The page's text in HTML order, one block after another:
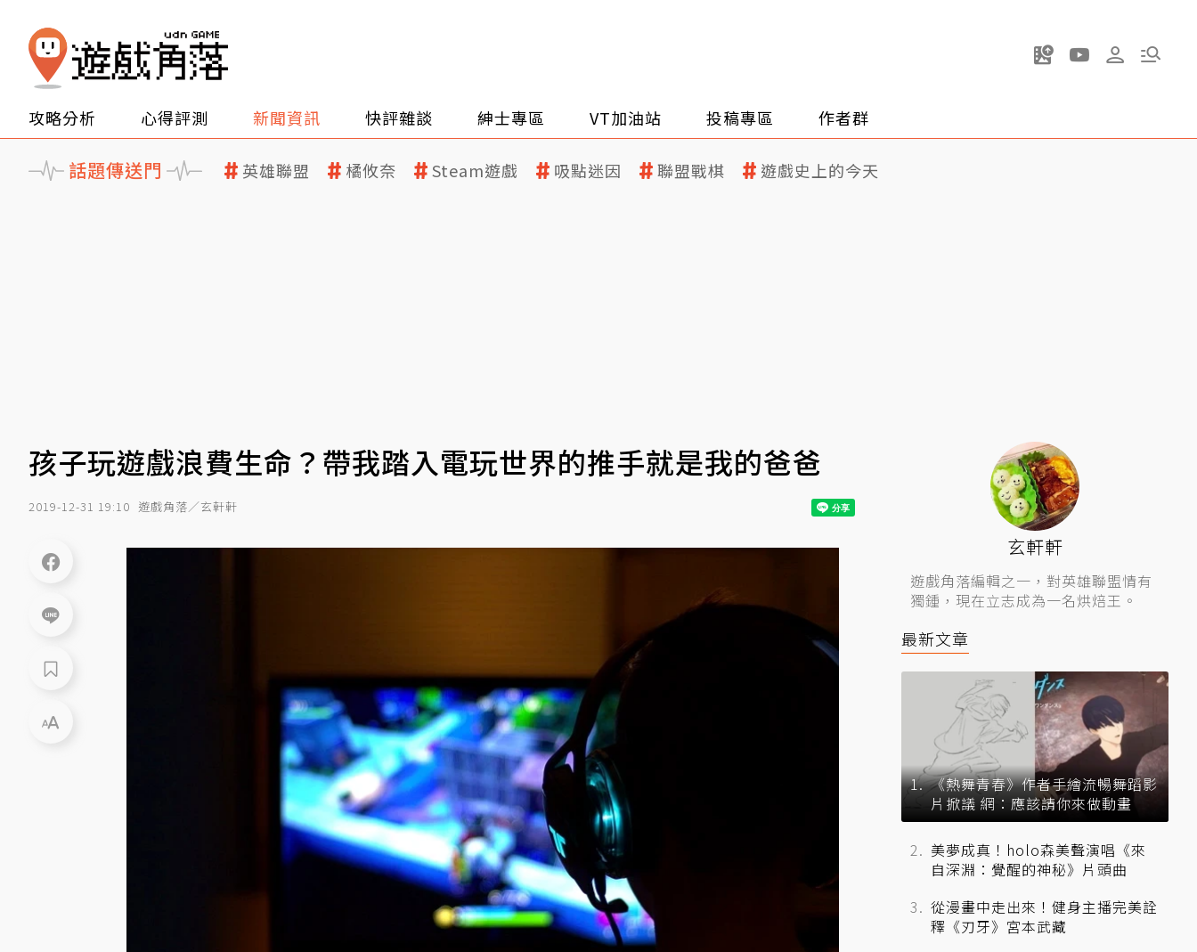
攻略分析 心得評測 新聞資訊 快評雜談 紳士專區 VT加油站 投稿專區 作者群
話題傳送門 英雄聯盟 橘攸奈 Steam遊戲 吸點迷因 聯盟戰棋 遊戲史上的今天
孩子玩遊戲浪費生命？帶我踏入電玩世界的推手就是我的爸爸
2019-12-31 19:10 遊戲角落／玄軒軒
玄軒軒
遊戲角落編輯之一，對英雄聯盟情有
獨鍾，現在立志成為一名烘焙王。
最新文章
《熱舞青春》作者手繪流暢舞蹈影
片掀議 網：應該請你來做動畫
美夢成真！holo森美聲演唱《來
自深淵：覺醒的神秘》片頭曲
從漫畫中走出來！健身主播完美詮
釋《刃牙》宮本武藏